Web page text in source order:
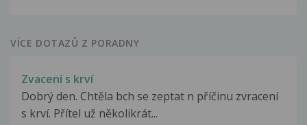
VÍCE DOTAZŮ Z PORADNY
Zvacení s krví
Dobrý den. Chtěla bch se zeptat n příčinu zvracení
s krví. Přítel už několikrát...